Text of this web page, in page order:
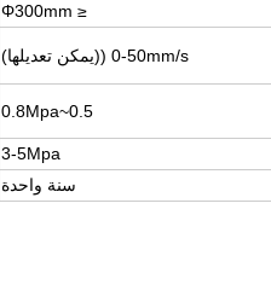
≤ Φ300mm
0-50mm/s ((يمكن تعديلها)
0.5~0.8Mpa
3-5Mpa
سنة واحدة